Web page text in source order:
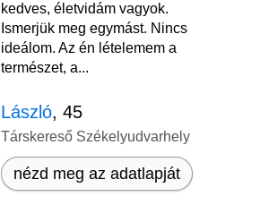
kedves, életvidám vagyok.
Ismerjük meg egymást. Nincs
ideálom. Az én lételemem a
természet, a...
László, 45
Társkereső Székelyudvarhely
nézd meg az adatlapját